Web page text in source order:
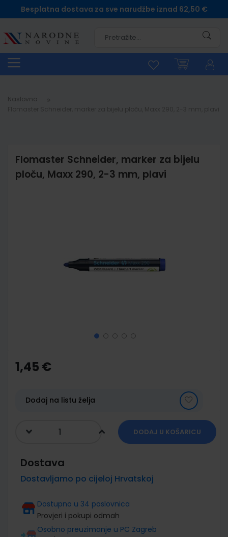
Besplatna dostava za sve narudžbe iznad 62,50 €
Naslovna
Flomaster Schneider, marker za bijelu
ploču, Maxx 290, 2-3 mm, plavi
the
beginning
gallery
1,45 €
Dodaj na listu želja
DODAJ U KOŠARICU
Dostava
Dostavljamo po cijeloj Hrvatskoj
Dostupno u 34 poslovnica
Provjeri i pokupi odmah
Osobno preuzimanje u PC Zagreb